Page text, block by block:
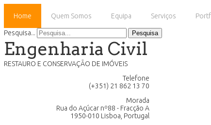
Home Quem Somos Equipa Serviços
Pesquisa... Pesquisa
Engenharia Civil
RESTAURO E CONSERVAÇÃO DE IMÓVEIS
Telefone
(+351) 21 862 13 70
Morada
Rua do Açúcar nº88 - Fracção A
1950-010 Lisboa, Portugal